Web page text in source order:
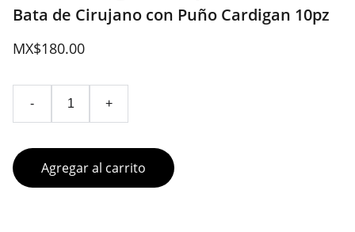
Bata de Cirujano con Puño Cardigan 10pz
MX$180.00
- +
Agregar al carrito